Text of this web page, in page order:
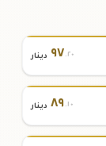
٩٧.٢٠ دينار
٨٩.١٠ دينار